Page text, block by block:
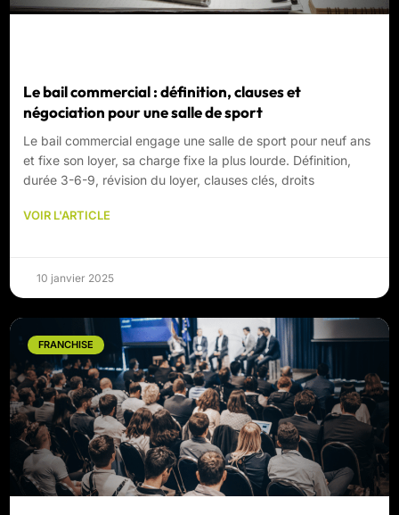
Le bail commercial : définition, clauses et
négociation pour une salle de sport
Le bail commercial engage une salle de sport pour neuf ans
et fixe son loyer, sa charge fixe la plus lourde. Définition,
durée 3-6-9, révision du loyer, clauses clés, droits
VOIR L'ARTICLE
10 janvier 2025
FRANCHISE